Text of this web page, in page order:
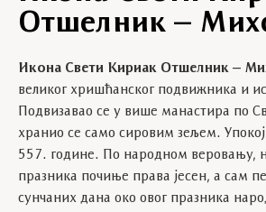
Отшелник –
Икона Свети Кириак Отшелник –
великог хришћанског подвижника и
Подвизавао се у више манастира по
хранио се само сировим зељем.
557. године. По народном веровању,
празника почиње права јесен, а сам
сунчаних дана око овог празника